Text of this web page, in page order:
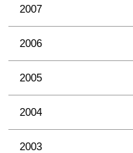
2007
2006
2005
2004
2003